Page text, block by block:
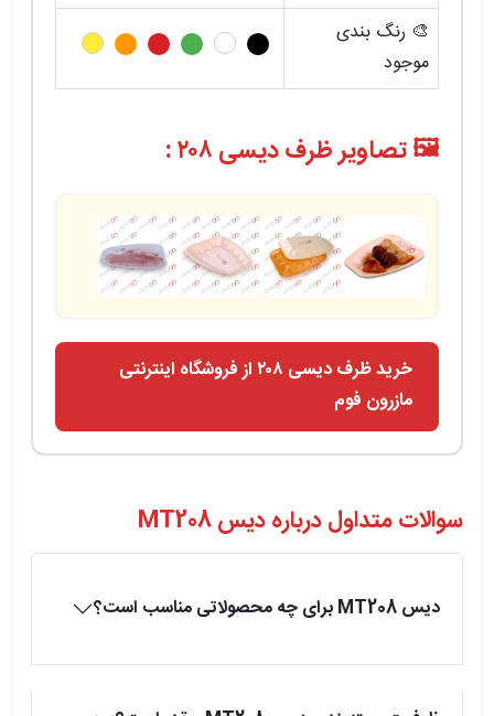
🎨 رنگ‌ بندی
موجود
🖼️ تصاویر ظرف دیسی ۲۰۸ :
خرید ظرف دیسی ۲۰۸ از فروشگاه اینترنتی
مازرون فوم
سوالات متداول درباره دیس MT208
دیس MT208 برای چه محصولاتی مناسب است؟